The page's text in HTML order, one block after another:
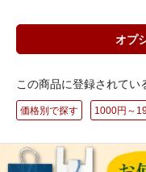
オプ
この商品に登録されてい
価格別で探す 1000円～